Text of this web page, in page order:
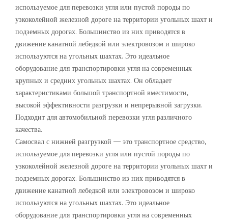
используемое для перевозки угля или пустой породы по
узкоколейной железной дороге на территории угольных шахт и
подземных дорогах. Большинство из них приводятся в
движение канатной лебедкой или электровозом и широко
используются на угольных шахтах. Это идеальное
оборудование для транспортировки угля на современных
крупных и средних угольных шахтах. Он обладает
характеристиками большой транспортной вместимости,
высокой эффективности разгрузки и непрерывной загрузки.
Подходит для автомобильной перевозки угля различного
качества.
Самосвал с нижней разгрузкой — это транспортное средство,
используемое для перевозки угля или пустой породы по
узкоколейной железной дороге на территории угольных шахт и
подземных дорогах. Большинство из них приводятся в
движение канатной лебедкой или электровозом и широко
используются на угольных шахтах. Это идеальное
оборудование для транспортировки угля на современных